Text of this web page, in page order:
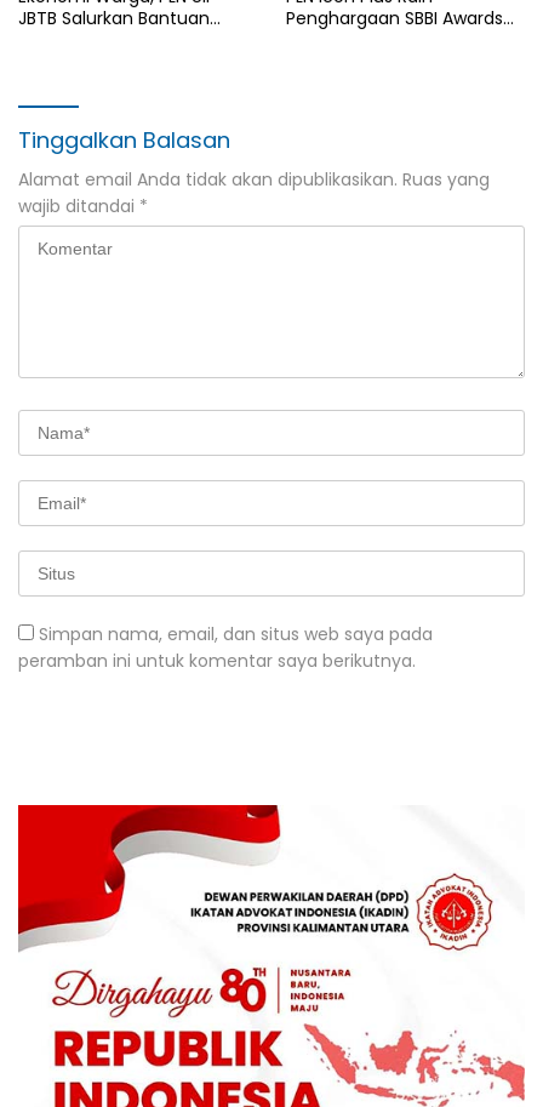
JBTB Salurkan Bantuan
Penghargaan SBBI Awards
Tinggalkan Balasan
Alamat email Anda tidak akan dipublikasikan. Ruas yang
wajib ditandai *
Simpan nama, email, dan situs web saya pada
peramban ini untuk komentar saya berikutnya.